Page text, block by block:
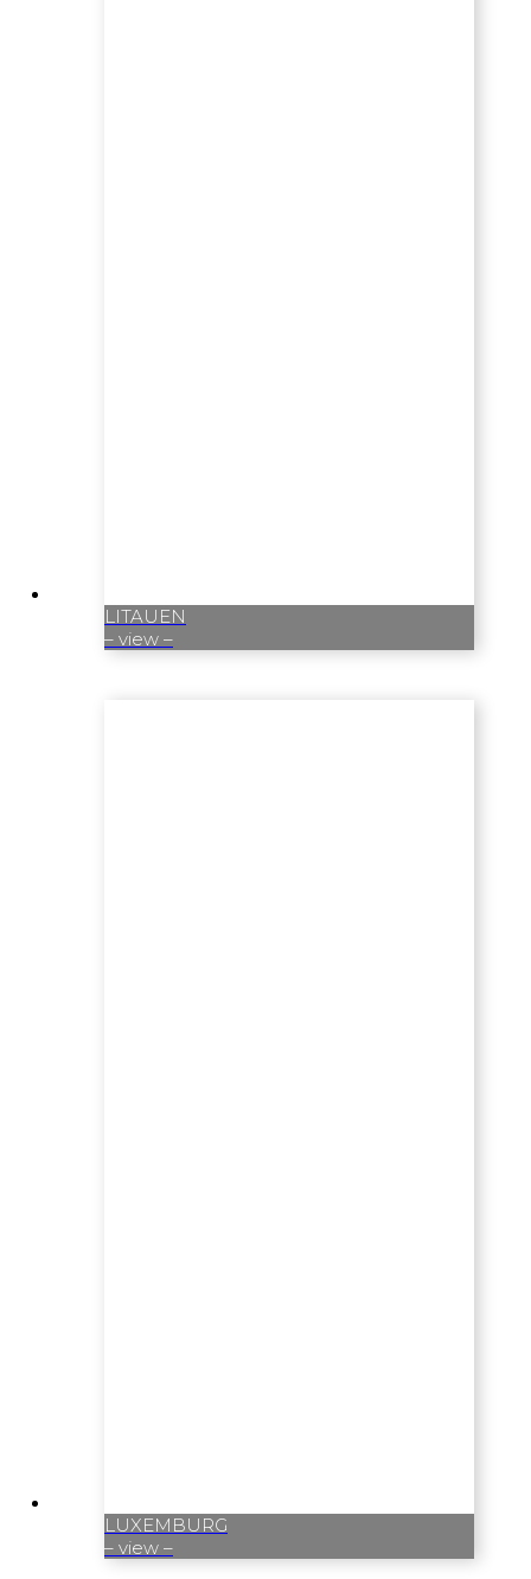
LITAUEN
– view –
LUXEMBURG
– view –